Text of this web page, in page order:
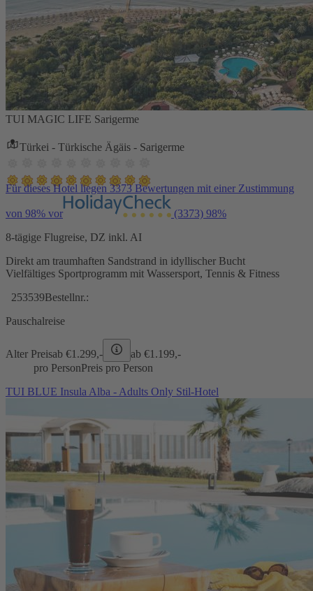
TUI MAGIC LIFE Sarigerme
Türkei - Türkische Ägäis - Sarigerme
Für dieses Hotel liegen 3373 Bewertungen mit einer Zustimmung
von 98% vor (3373) 98%
8-tägige Flugreise, DZ inkl. AI
Direkt am traumhaften Sandstrand in idyllischer Bucht
Vielfältiges Sportprogramm mit Wassersport, Tennis & Fitness
253539Bestellnr.:
Pauschalreise
Alter Preisab €1.299,- ab €1.199,-
pro PersonPreis pro Person
TUI BLUE Insula Alba - Adults Only Stil-Hotel